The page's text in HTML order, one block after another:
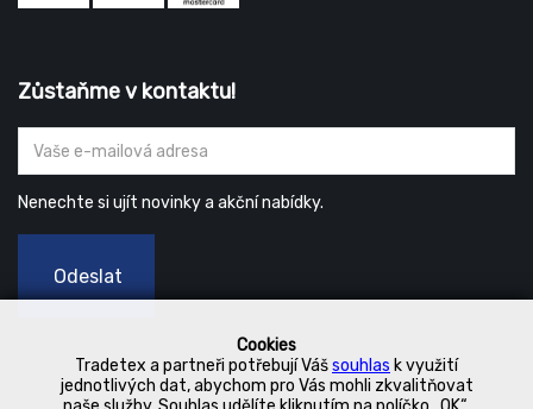
Cookies
Tradetex a partneři potřebují Vášsouhlas k využití
jednotlivých dat, abychom pro Vás mohli zkvalitňovat
Zůstaňme v kontaktu!
Nenechte si ujít novinky a akční nabídky.
Odeslat